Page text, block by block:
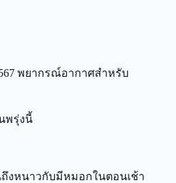
พยากรณ์อากาศสำหรับ
พรุ่งนี้
งหนาวกับมีหมอกในตอนเช้า